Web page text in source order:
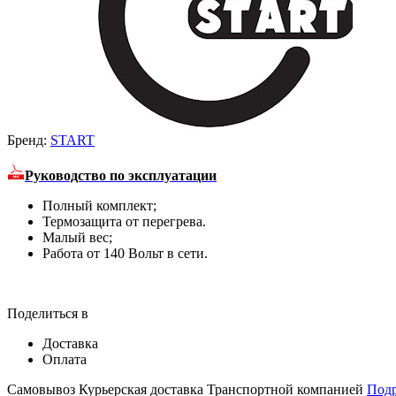
Бренд: START
Руководство по эксплуатации
Полный комплект;
Термозащита от перегрева.
Малый вес;
Работа от 140 Вольт в сети.
Поделиться в
Доставка
Оплата
Самовывоз Курьерская доставка Транспортной компанией